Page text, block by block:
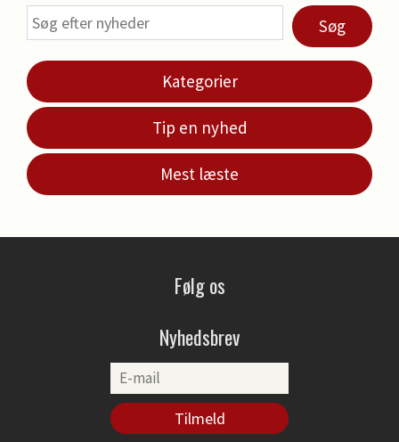
Søg
Kategorier
Tip en nyhed
Mest læste
Følg os
Nyhedsbrev